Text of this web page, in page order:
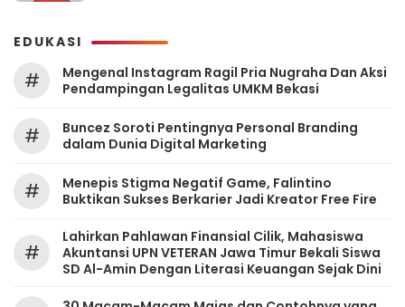
EDUKASI
#
Mengenal Instagram Ragil Pria Nugraha Dan Aksi
Pendampingan Legalitas UMKM Bekasi
#
‎Buncez Soroti Pentingnya Personal Branding
dalam Dunia Digital Marketing
#
Menepis Stigma Negatif Game, Falintino
Buktikan Sukses Berkarier Jadi Kreator Free Fire
#
Lahirkan Pahlawan Finansial Cilik, Mahasiswa
Akuntansi UPN VETERAN Jawa Timur Bekali Siswa
SD Al-Amin Dengan Literasi Keuangan Sejak Dini